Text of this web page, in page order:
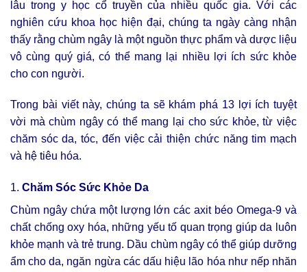
lâu trong y học cổ truyền của nhiều quốc gia. Với các
nghiên cứu khoa học hiện đại, chúng ta ngày càng nhận
thấy rằng chùm ngây là một nguồn thực phẩm và dược liệu
vô cùng quý giá, có thể mang lại nhiều lợi ích sức khỏe
cho con người.
Trong bài viết này, chúng ta sẽ khám phá 13 lợi ích tuyệt
vời mà chùm ngây có thể mang lại cho sức khỏe, từ việc
chăm sóc da, tóc, đến việc cải thiện chức năng tim mạch
và hệ tiêu hóa.
1. Chăm Sóc Sức Khỏe Da
Chùm ngây chứa một lượng lớn các axit béo Omega-9 và
chất chống oxy hóa, những yếu tố quan trọng giúp da luôn
khỏe mạnh và trẻ trung. Dầu chùm ngây có thể giúp dưỡng
ẩm cho da, ngăn ngừa các dấu hiệu lão hóa như nếp nhăn